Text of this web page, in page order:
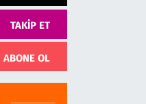
TAKIP ET
ABONE OL